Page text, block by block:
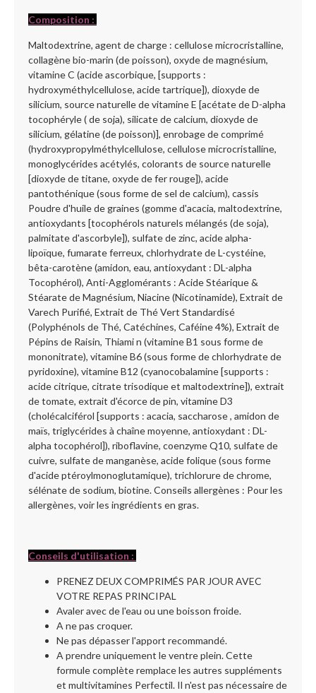
Composition :
Maltodextrine, agent de charge : cellulose microcristalline,
collagène bio-marin (de poisson), oxyde de magnésium,
vitamine C (acide ascorbique, [supports :
hydroxyméthylcellulose, acide tartrique]), dioxyde de
silicium, source naturelle de vitamine E [acétate de D-alpha
tocophéryle ( de soja), silicate de calcium, dioxyde de
silicium, gélatine (de poisson)], enrobage de comprimé
(hydroxypropylméthylcellulose, cellulose microcristalline,
monoglycérides acétylés, colorants de source naturelle
[dioxyde de titane, oxyde de fer rouge]), acide
pantothénique (sous forme de sel de calcium), cassis
Poudre d'huile de graines (gomme d'acacia, maltodextrine,
antioxydants [tocophérols naturels mélangés (de soja),
palmitate d'ascorbyle]), sulfate de zinc, acide alpha-
lipoïque, fumarate ferreux, chlorhydrate de L-cystéine,
bêta-carotène (amidon, eau, antioxydant : DL-alpha
Tocophérol), Anti-Agglomérants : Acide Stéarique &
Stéarate de Magnésium, Niacine (Nicotinamide), Extrait de
Varech Purifié, Extrait de Thé Vert Standardisé
(Polyphénols de Thé, Catéchines, Caféine 4%), Extrait de
Pépins de Raisin, Thiami n (vitamine B1 sous forme de
mononitrate), vitamine B6 (sous forme de chlorhydrate de
pyridoxine), vitamine B12 (cyanocobalamine [supports :
acide citrique, citrate trisodique et maltodextrine]), extrait
de tomate, extrait d'écorce de pin, vitamine D3
(cholécalciférol [supports : acacia, saccharose , amidon de
maïs, triglycérides à chaîne moyenne, antioxydant : DL-
alpha tocophérol]), riboflavine, coenzyme Q10, sulfate de
cuivre, sulfate de manganèse, acide folique (sous forme
d'acide ptéroylmonoglutamique), trichlorure de chrome,
sélénate de sodium, biotine. Conseils allergènes : Pour les
allergènes, voir les ingrédients en gras.
Conseils d'utilisation :
PRENEZ DEUX COMPRIMÉS PAR JOUR AVEC
VOTRE REPAS PRINCIPAL
Avaler avec de l'eau ou une boisson froide.
A ne pas croquer.
Ne pas dépasser l'apport recommandé.
A prendre uniquement le ventre plein. Cette
formule complète remplace les autres suppléments
et multivitamines Perfectil. Il n'est pas nécessaire de